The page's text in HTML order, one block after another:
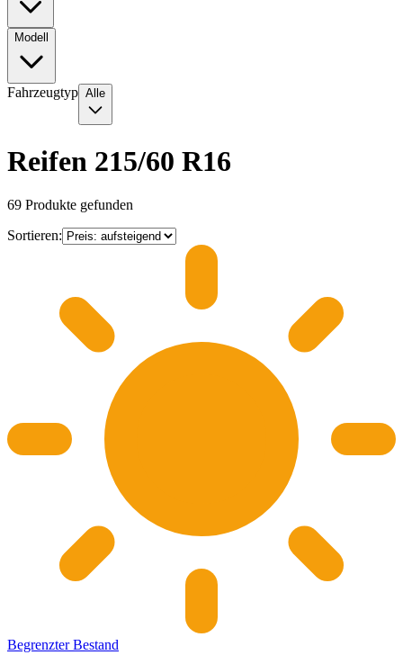
Modell
Fahrzeugtyp Alle
Reifen 215/60 R16
69 Produkte gefunden
Sortieren:
Begrenzter Bestand